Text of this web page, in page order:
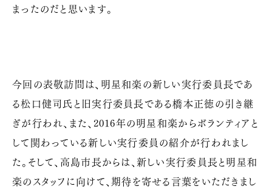
まったのだと思います。
今回の表敬訪問は、明星和楽の新しい実行委員長であ
る松口健司氏と旧実行委員長である橋本正徳の引き継
ぎが行われ、また、2016年の明星和楽からボランティアと
して関わっている新しい実行委員の紹介が行われまし
た。そして、高島市長からは、新しい実行委員長と明星和
楽のスタッフに向けて、期待を寄せる言葉をいただきまし